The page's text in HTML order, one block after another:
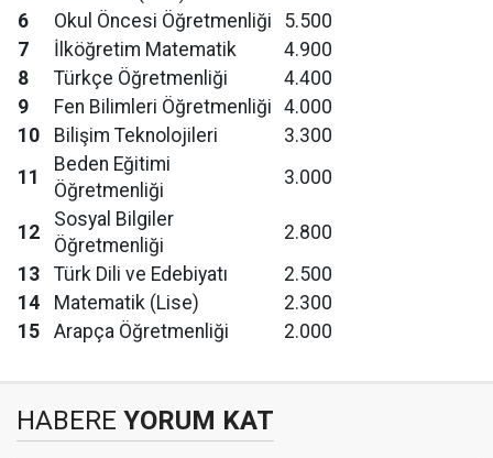
6
Okul Öncesi Öğretmenliği
5.500
7
İlköğretim Matematik
4.900
8
Türkçe Öğretmenliği
4.400
9
Fen Bilimleri Öğretmenliği 4.000
10
Bilişim Teknolojileri
3.300
11
Beden Eğitimi
Öğretmenliği
3.000
12
Sosyal Bilgiler
Öğretmenliği
2.800
13
Türk Dili ve Edebiyatı
2.500
14
Matematik (Lise)
2.300
15
Arapça Öğretmenliği 2.000
HABERE YORUM KAT